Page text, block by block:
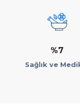
%7
Sağlık ve